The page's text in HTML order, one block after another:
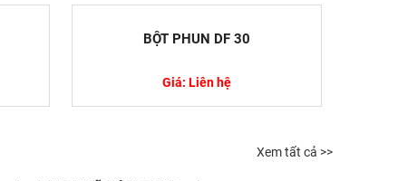
BỘT PHUN DF 30
Giá: Liên hệ
Xem tất cả >>